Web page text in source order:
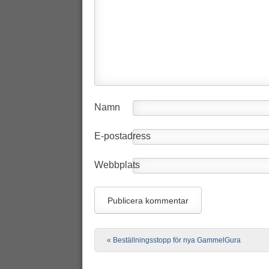
Namn
E-postadress
Webbplats
Post navigation
« Beställningsstopp för nya GammelGura